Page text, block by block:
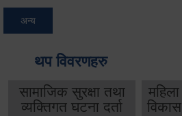
अन्य
थप विवरणहरु
सामाजिक सुरक्षा तथा
व्यक्तिगत घटना दर्ता
महिला
विकास